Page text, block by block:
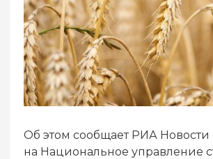
Об этом сообщает РИА Новости
на Национальное управление